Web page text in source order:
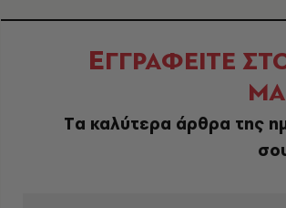
ΕΓΓΡΑΦΕΙΤΕ
Tα καλύτερα άρθρα της